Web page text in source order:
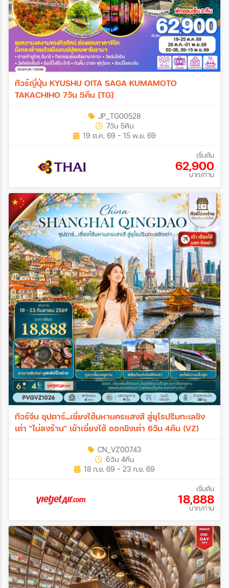
ทัวร์ญี่ปุ่น KYUSHU OITA SAGA KUMAMOTO
TAKACHIHO 7วัน 5คืน [TG]
JP_TG00528
7วัน 5คืน
19 ต.ค. 69 - 15 พ.ย. 69
เริ่มต้น
62,900
บาท/ท่าน
ทัวร์จีน ซุปตาร์...เซี่ยงไฮ้มหานครแสงสี สู่ยุโรปริมทะเลชิง
เต่า "ไม่ลงร้าน" เข้าเซี่ยงไฮ้ ออกชิงเต่า 6วัน 4คืน (VZ)
CN_VZ00743
6วัน 4คืน
18 ก.ย. 69 - 23 ก.ย. 69
เริ่มต้น
18,888
บาท/ท่าน